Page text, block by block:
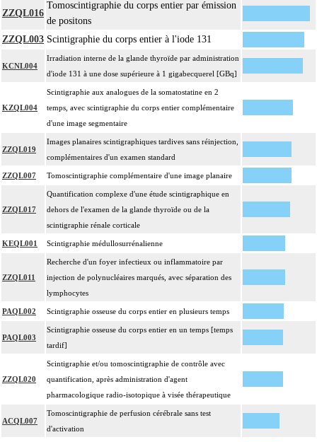
ZZQL016
Tomoscintigraphie du corps entier par émission
de positons
ZZQL003 Scintigraphie du corps entier à l'iode 131
KCNL004
Irradiation interne de la glande thyroïde par administration
d'iode 131 à une dose supérieure à 1 gigabecquerel [GBq]
KZQL004
Scintigraphie aux analogues de la somatostatine en 2
temps, avec scintigraphie du corps entier complémentaire
d'une image segmentaire
ZZQL019
Images planaires scintigraphiques tardives sans réinjection,
complémentaires d'un examen standard
ZZQL007 Tomoscintigraphie complémentaire d'une image planaire
ZZQL017
Quantification complexe d'une étude scintigraphique en
dehors de l'examen de la glande thyroïde ou de la
scintigraphie rénale corticale
KEQL001 Scintigraphie médullosurrénalienne
ZZQL011
Recherche d'un foyer infectieux ou inflammatoire par
injection de polynucléaires marqués, avec séparation des
lymphocytes
PAQL002 Scintigraphie osseuse du corps entier en plusieurs temps
PAQL003
Scintigraphie osseuse du corps entier en un temps [temps
tardif]
ZZQL020
Scintigraphie et/ou tomoscintigraphie de contrôle avec
quantification, après administration d'agent
pharmacologique radio-isotopique à visée thérapeutique
ACQL007
Tomoscintigraphie de perfusion cérébrale sans test
d'activation